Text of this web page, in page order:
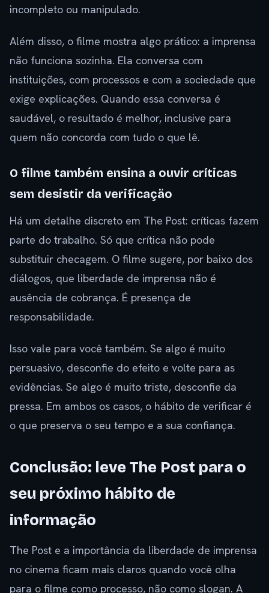
incompleto ou manipulado.
Além disso, o filme mostra algo prático: a imprensa
não funciona sozinha. Ela conversa com
instituições, com processos e com a sociedade que
exige explicações. Quando essa conversa é
saudável, o resultado é melhor, inclusive para
quem não concorda com tudo o que lê.
O filme também ensina a ouvir críticas
sem desistir da verificação
Há um detalhe discreto em The Post: críticas fazem
parte do trabalho. Só que crítica não pode
substituir checagem. O filme sugere, por baixo dos
diálogos, que liberdade de imprensa não é
ausência de cobrança. É presença de
responsabilidade.
Isso vale para você também. Se algo é muito
persuasivo, desconfie do efeito e volte para as
evidências. Se algo é muito triste, desconfie da
pressa. Em ambos os casos, o hábito de verificar é
o que preserva o seu tempo e a sua confiança.
Conclusão: leve The Post para o
seu próximo hábito de
informação
The Post e a importância da liberdade de imprensa
no cinema ficam mais claros quando você olha
para o filme como processo, não como slogan. A